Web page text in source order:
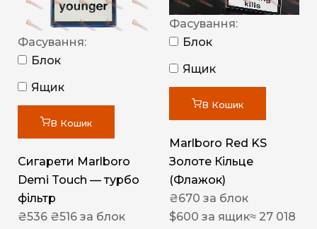
Фасування:
Блок
Ящик
В Кошик
Сигарети Marlboro
Demi Touch — турбо
фільтр
₴536 ₴516 за блок
Фасування:
Блок
Ящик
В Кошик
Marlboro Red KS
Золоте Кільце
(Флажок)
₴670 за блок
$600 за ящик≈ 27 018